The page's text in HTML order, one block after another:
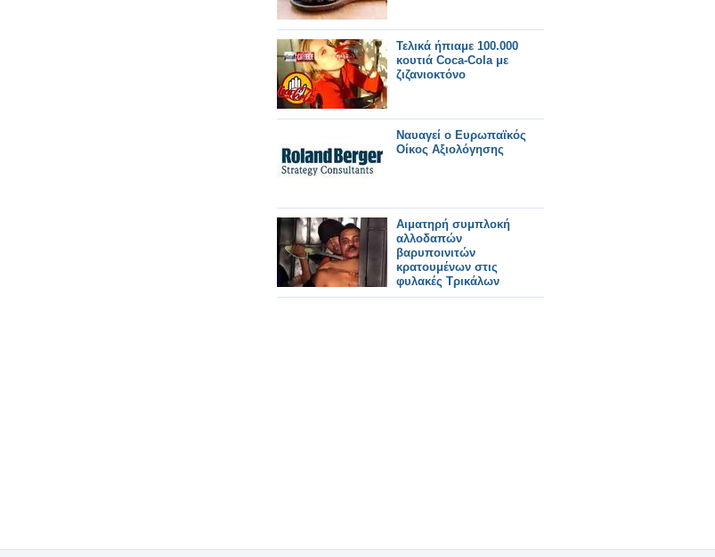
Τελικά ήπιαμε 100.000
κουτιά Coca-Cola με
ζιζανιοκτόνο
Ναυαγεί ο Ευρωπαϊκός
Οίκος Αξιολόγησης
Αιματηρή συμπλοκή
αλλοδαπών
βαρυποινιτών
κρατουμένων στις
φυλακές Τρικάλων